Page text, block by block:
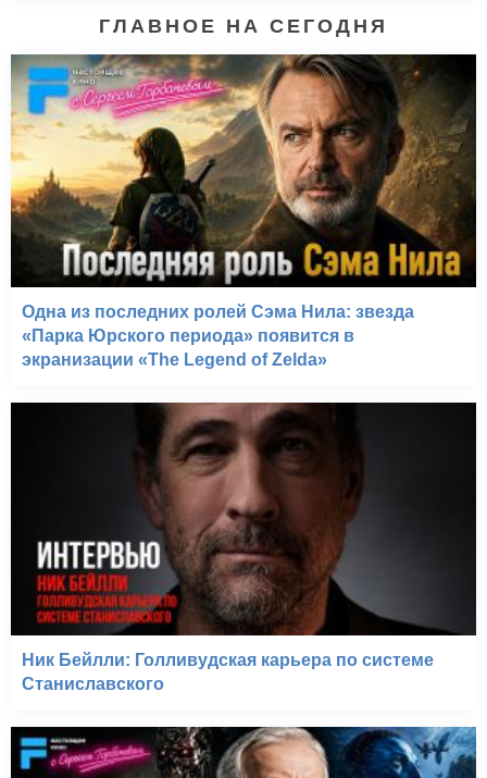
ГЛАВНОЕ НА СЕГОДНЯ
Одна из последних ролей Сэма Нила: звезда
«Парка Юрского периода» появится в
экранизации «The Legend of Zelda»
Ник Бейлли: Голливудская карьера по системе
Станиславского